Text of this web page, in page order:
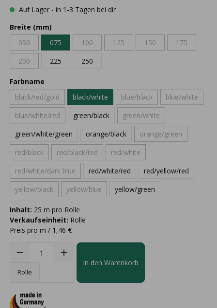
Auf Lager - in 1-3 Tagen bei dir
Breite (mm)
050
075 100 125 150
175
200
225 250
Farbname
black/red/gold
black/white blue/black
blue/white
blue/white/red
green/black
green/white
green/white/green
orange/black
orange/green
red/black
red/black/red
red/white
red/white/dark blue
red/white/red
red/yellow/red
yellow/black
yellow/blue yellow/green
Inhalt: 25 m pro Rolle
Verkaufseinheit: Rolle
Preis pro m / 1,46 €
Rolle
In den Warenkorb